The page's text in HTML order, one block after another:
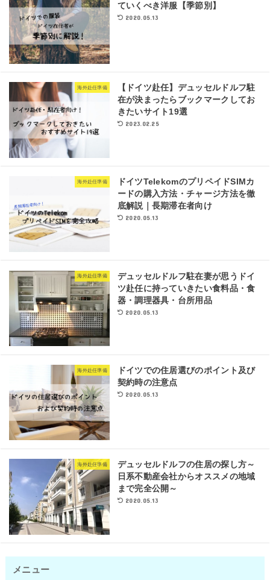
ていくべき洋服【季節別】
2020.05.13
海外赴任準備
【ドイツ赴任】デュッセルドルフ駐
在が決まったらブックマークしてお
きたいサイト19選
2023.02.25
海外赴任準備
ドイツTelekomのプリペイドSIMカ
ードの購入方法・チャージ方法を徹
底解説｜長期滞在者向け
2020.05.13
海外赴任準備
デュッセルドルフ駐在妻が思うドイ
ツ赴任に持っていきたい食料品・食
器・調理器具・台所用品
2020.05.13
海外赴任準備
ドイツでの住居選びのポイント及び
契約時の注意点
2020.05.13
海外赴任準備
デュッセルドルフの住居の探し方～
日系不動産会社からオススメの地域
まで完全公開～
2020.05.13
メニュー